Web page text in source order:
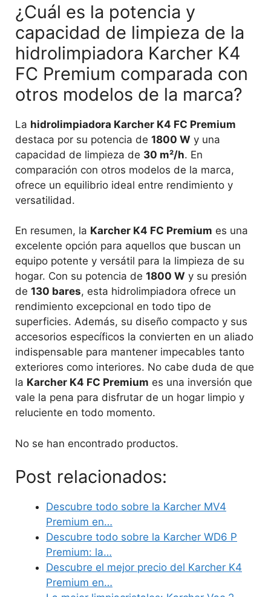
¿Cuál es la potencia y
capacidad de limpieza de la
hidrolimpiadora Karcher K4
FC Premium comparada con
otros modelos de la marca?
La hidrolimpiadora Karcher K4 FC Premium
destaca por su potencia de 1800 W y una
capacidad de limpieza de 30 m²/h. En
comparación con otros modelos de la marca,
ofrece un equilibrio ideal entre rendimiento y
versatilidad.
En resumen, la Karcher K4 FC Premium es una
excelente opción para aquellos que buscan un
equipo potente y versátil para la limpieza de su
hogar. Con su potencia de 1800 W y su presión
de 130 bares, esta hidrolimpiadora ofrece un
rendimiento excepcional en todo tipo de
superficies. Además, su diseño compacto y sus
accesorios específicos la convierten en un aliado
indispensable para mantener impecables tanto
exteriores como interiores. No cabe duda de que
la Karcher K4 FC Premium es una inversión que
vale la pena para disfrutar de un hogar limpio y
reluciente en todo momento.
No se han encontrado productos.
Post relacionados:
Descubre todo sobre la Karcher MV4
Premium en…
Descubre todo sobre la Karcher WD6 P
Premium: la…
Descubre el mejor precio del Karcher K4
Premium en…